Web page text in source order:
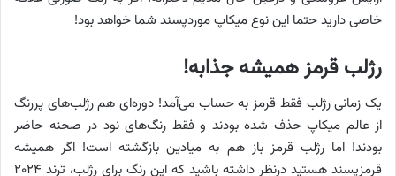
خاصی دارید حتما این نوع میکاپ موردپسند شما خواهد بود!
رژلب قرمز همیشه جذابه!
یک زمانی رژلب فقط قرمز به حساب می‌آمد! دوره‌ای هم رژلب‌های پررنگ
از عالم میکاپ حذف شده بودند و فقط رنگ‌های نود در صحنه حاضر
بودند! اما رژلب قرمز باز هم به میادین بازگشته است! اگر همیشه
قرمزپسند هستید درنظر داشته باشید که این رنگ برای رژلب، ترند ۲۰۲۴